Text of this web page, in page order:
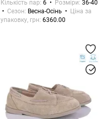
Кількість пар 6 Розміри 36-40
Сезон
Весна-Осінь
Ціна за
упаковку, грн 6360.00